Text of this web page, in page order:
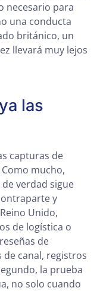
necesario para
una conducta
británico, un
llevará muy lejos
las
capturas de
mucho,
verdad sigue
y
Unido,
de logística o
de
canal, registros
la prueba
no solo cuando